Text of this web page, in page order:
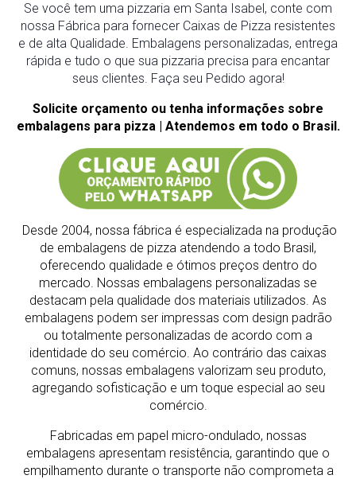
Se você tem uma pizzaria em Santa Isabel, conte com
nossa Fábrica para fornecer Caixas de Pizza resistentes
e de alta Qualidade. Embalagens personalizadas, entrega
rápida e tudo o que sua pizzaria precisa para encantar
seus clientes. Faça seu Pedido agora!
Solicite orçamento ou tenha informações sobre
embalagens para pizza | Atendemos em todo o Brasil.
Desde 2004, nossa fábrica é especializada na produção
de embalagens de pizza atendendo a todo Brasil,
oferecendo qualidade e ótimos preços dentro do
mercado. Nossas embalagens personalizadas se
destacam pela qualidade dos materiais utilizados. As
embalagens podem ser impressas com design padrão
ou totalmente personalizadas de acordo com a
identidade do seu comércio. Ao contrário das caixas
comuns, nossas embalagens valorizam seu produto,
agregando sofisticação e um toque especial ao seu
comércio.
Fabricadas em papel micro-ondulado, nossas
embalagens apresentam resistência, garantindo que o
empilhamento durante o transporte não comprometa a